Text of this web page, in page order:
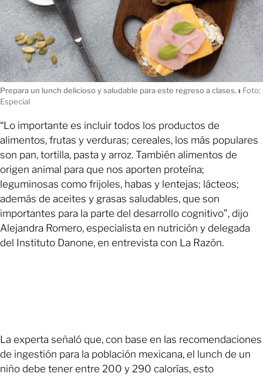
Prepara un lunch delicioso y saludable para este regreso a clases. ı Foto:
Especial
“Lo importante es incluir todos los productos de
alimentos, frutas y verduras; cereales, los más populares
son pan, tortilla, pasta y arroz. También alimentos de
origen animal para que nos aporten proteína;
leguminosas como frijoles, habas y lentejas; lácteos;
además de aceites y grasas saludables, que son
importantes para la parte del desarrollo cognitivo”, dijo
Alejandra Romero, especialista en nutrición y delegada
del Instituto Danone, en entrevista con La Razón.
La experta señaló que, con base en las recomendaciones
de ingestión para la población mexicana, el lunch de un
niño debe tener entre 200 y 290 calorías, esto